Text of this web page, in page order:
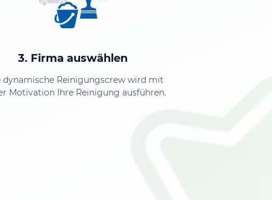
3. Firma auswählen
dynamische Reinigungscrew wird mit
Motivation Ihre Reinigung ausführen.